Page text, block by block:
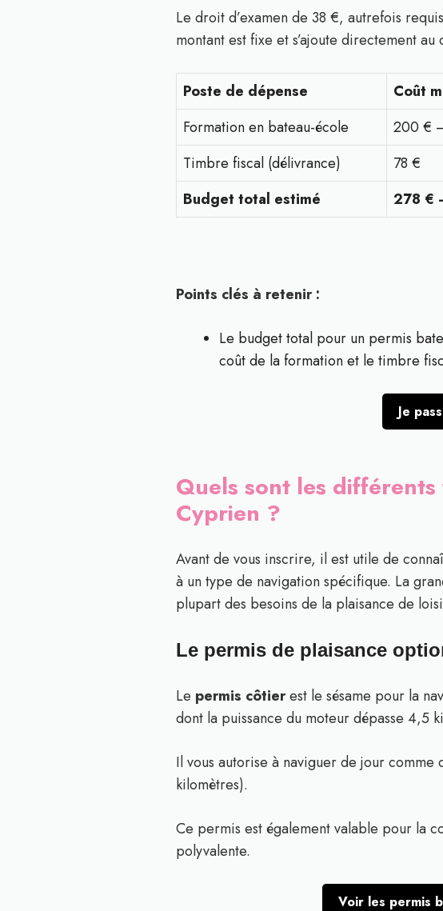
Le droit d’examen de 38 €, autrefois
montant est fixe et s’ajoute directement
Poste de dépense Coût
Formation en bateau-école
200 €
Timbre fiscal (délivrance)
78 €
Budget total estimé
278 €
Points clés à retenir :
Le budget total pour un permis
coût de la formation et le timbre
Je
Quels sont les
Cyprien ?
Avant de vous inscrire, il est utile de
à un type de navigation spécifique. La
plupart des besoins de la plaisance de
Le permis de plaisance
Le permis côtierest le sésame pour la
dont la puissance du moteur dépasse 4,5
Il vous autorise à naviguer de jour comme
kilomètres).
Ce permis est également valable pour la
polyvalente.
Voir les permis